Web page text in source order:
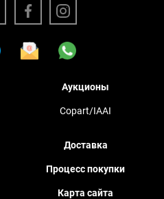
Аукционы
Copart/IAAI
Доставка
Процесс покупки
Карта сайта